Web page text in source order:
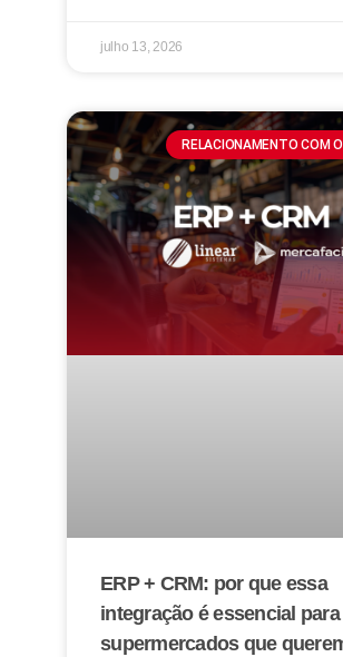
julho 13, 2026
RELACIONAMENTO COM
ERP + CRM: por que essa
integração é essencial para
supermercados que